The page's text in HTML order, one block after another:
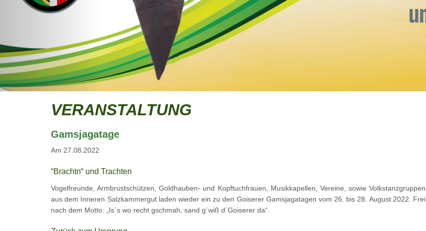
VERANSTALTUNG
Gamsjagatage
Am 27.08.2022
“Brachtn“ und Trachten
Vogelfreunde, Armbrustschützen, Goldhauben- und Kopftuchfrauen, Musikkapellen, Vereine, sowie Volkstanzgruppen
aus dem Inneren Salzkammergut laden wieder ein zu den Goiserer Gamsjagatagen vom 26. bis 28. August 2022. Frei
nach dem Motto: „Is´s wo recht gschmah, sand g´wiß d´Goiserer da“.